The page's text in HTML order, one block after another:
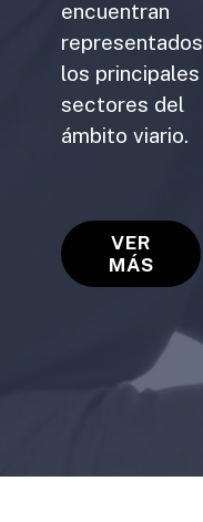
encuentran
representados
los principales
sectores del
ámbito viario.
VER
MÁS